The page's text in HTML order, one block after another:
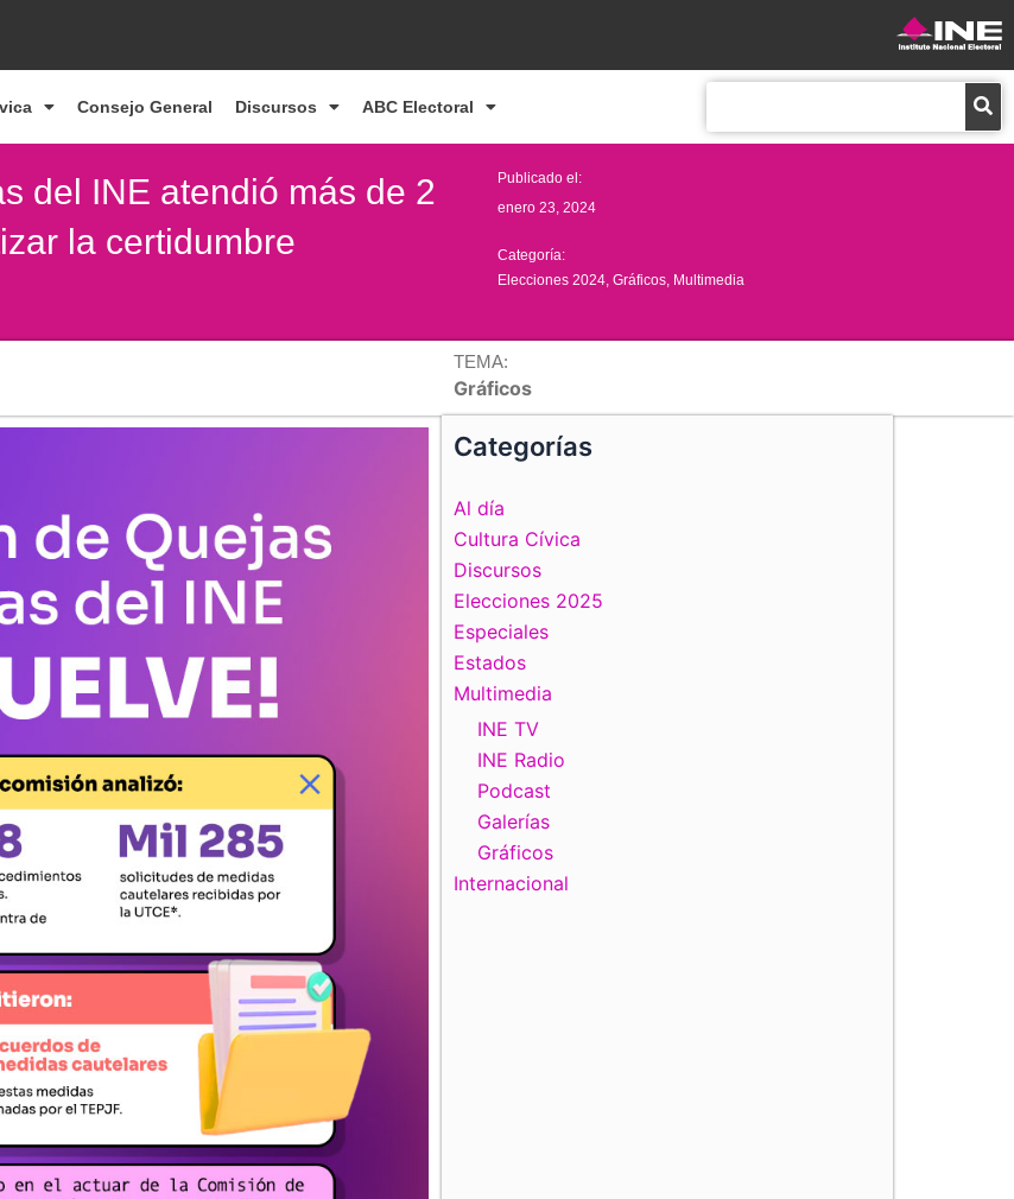
Consejo General Discursos ABC Electoral
del INE atendió más de 2
la certidumbre
Publicado el:
enero 23, 2024
Categoría:
Elecciones 2024 ,Gráficos Multimedia
TEMA:
Gráficos
Categorías
Al día
Cultura Cívica
Discursos
Elecciones 2025
Especiales
Estados
Multimedia
INE TV
INE Radio
Podcast
Galerías
Gráficos
Internacional